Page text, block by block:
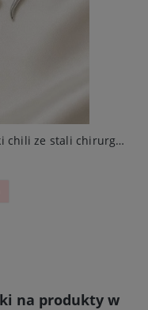
Komplet damski srebrny papryczki chili ze stali chirurgicznej
na produkty w